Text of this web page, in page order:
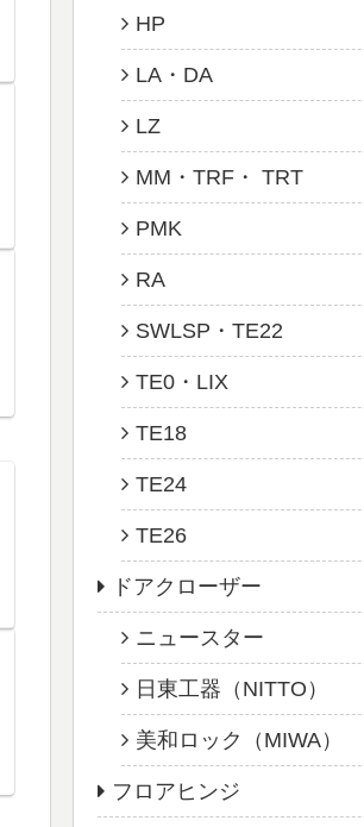
HP
LA・DA
LZ
MM・TRF・ TRT
PMK
RA
SWLSP・TE22
TE0・LIX
TE18
TE24
TE26
ドアクローザー
ニュースター
日東工器（NITTO）
美和ロック（MIWA）
フロアヒンジ